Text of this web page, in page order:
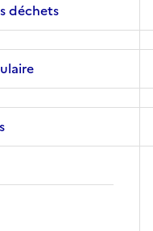
déchets